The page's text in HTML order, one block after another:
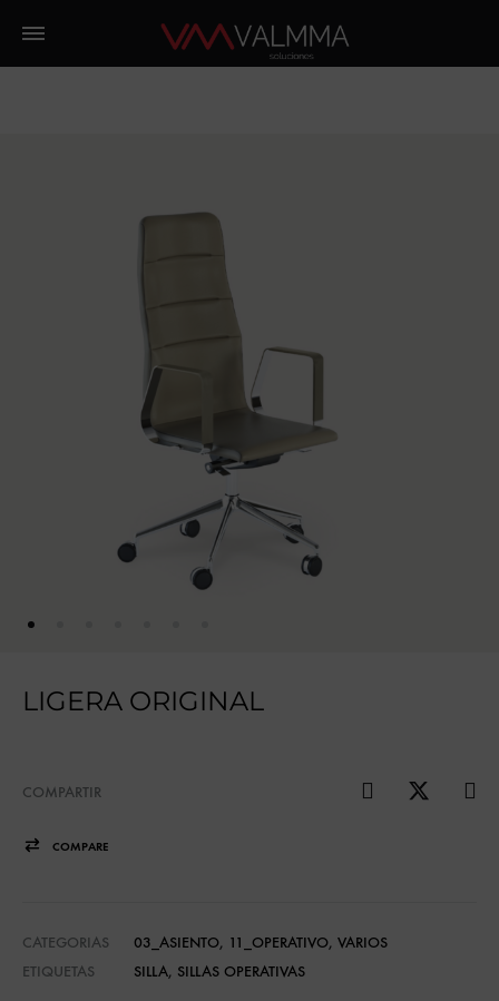
LIGERA ORIGINAL
COMPARTIR
COMPARE
CATEGORIAS 03_ASIENTO, 11_OPERATIVO, VARIOS
ETIQUETAS
SILLA, SILLAS OPERATIVAS